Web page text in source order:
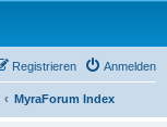
Anmelden
Registrieren
MyraForum Index